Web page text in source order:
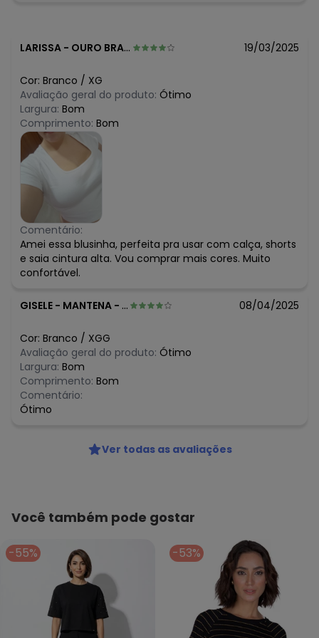
LARISSA - OURO BRANCO - MG 19/03/2025
Cor: Branco / XG
Avaliação geral do produto: Ótimo
Largura: Bom
Comprimento: Bom
Comentário:
Amei essa blusinha, perfeita pra usar com calça, shorts
e saia cintura alta. Vou comprar mais cores. Muito
confortável.
GISELE - MANTENA - MG 08/04/2025
Cor: Branco / XGG
Avaliação geral do produto: Ótimo
Largura: Bom
Comprimento: Bom
Comentário:
Ótimo
Ver todas as avaliações
Você também pode gostar
-55% -53%